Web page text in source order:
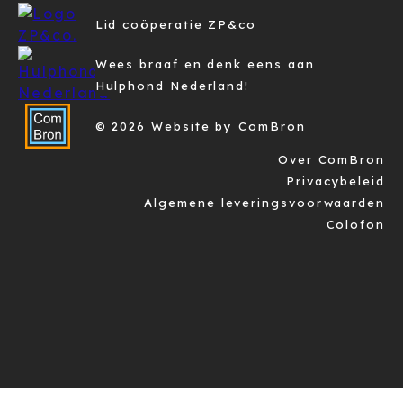
Lid coöperatie ZP&co
Wees braaf en denk eens aan
Hulphond Nederland!
© 2026 Website by ComBron
Over ComBron
Privacybeleid
Algemene leveringsvoorwaarden
Colofon